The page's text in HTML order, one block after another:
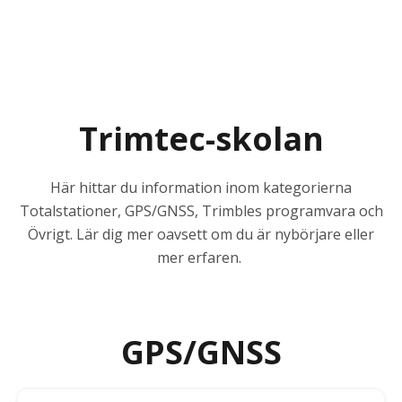
Trimtec-skolan
Här hittar du information inom kategorierna
Totalstationer, GPS/GNSS, Trimbles programvara och
Övrigt. Lär dig mer oavsett om du är nybörjare eller
mer erfaren.
GPS/GNSS